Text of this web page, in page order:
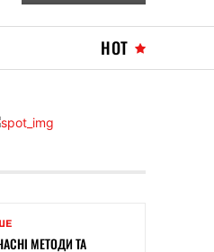
HOT
МЕТОДИ ТА